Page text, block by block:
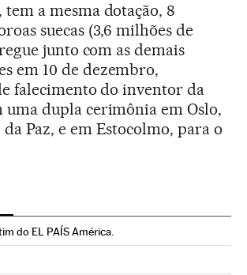
tem a mesma dotação, 8
suecas (3,6 milhões de
junto com as demais
em 10 de dezembro,
falecimento do inventor da
dupla cerimônia em Oslo,
Paz, e em Estocolmo, para o
do EL PAÍS América.
Brasil en Twitter
País Brasil en Instagram
El País Brasil en Facebook